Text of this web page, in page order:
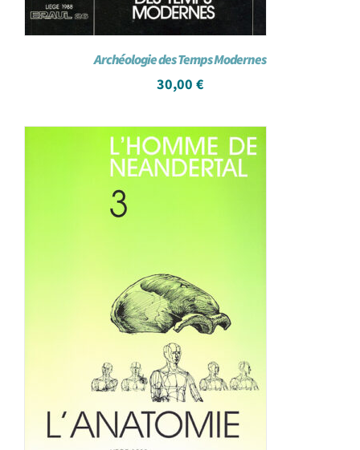
Archéologie des Temps Modernes
30,00 €